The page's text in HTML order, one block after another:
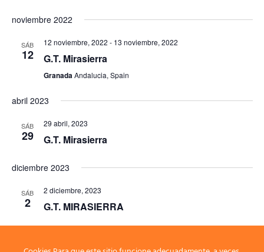
noviembre 2022
SÁB
12
12 noviembre, 2022 - 13 noviembre, 2022
G.T. Mirasierra
GranadaAndalucia, Spain
abril 2023
SÁB
29
29 abril, 2023
G.T. Mirasierra
diciembre 2023
SÁB
2
2 diciembre, 2023
G.T. MIRASIERRA